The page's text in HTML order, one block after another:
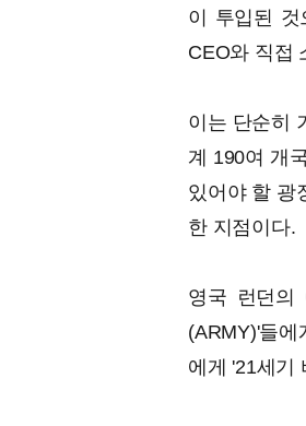
이 투입된 것
CEO와 직접
이는 단순히
계 190여 개
있어야 할 광
한 지점이다.
영국 런던의
(ARMY)'들에
에게 '21세기